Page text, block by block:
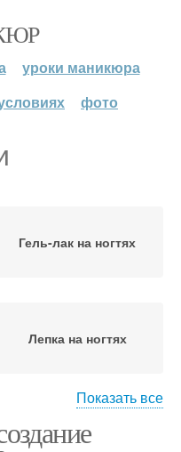
уроки маникюра
фото
Гель-лак на ногтях
Лепка на ногтях
Лак на ногтях
Показать все